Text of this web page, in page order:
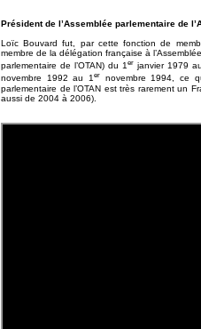
Président de l’Assemblée parlementaire de
Loïc Bouvard fut, par cette fonction de
membre de la délégation française à
parlementaire de l’OTAN) du 1er janvier 1979
novembre 1992 au 1er novembre 1994, ce
parlementaire de l’OTAN est très rarement un
aussi de 2004 à 2006).